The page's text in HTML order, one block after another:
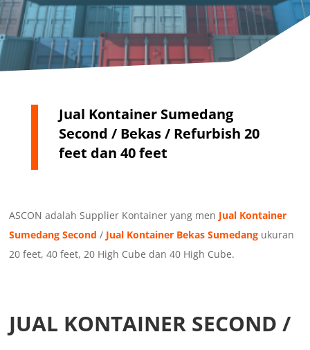
Jual Kontainer Sumedang
Second / Bekas / Refurbish 20
feet dan 40 feet
ASCON adalah Supplier Kontainer yang men Jual Kontainer
Sumedang Second / Jual Kontainer Bekas Sumedang ukuran
20 feet, 40 feet, 20 High Cube dan 40 High Cube.
JUAL KONTAINER SECOND /